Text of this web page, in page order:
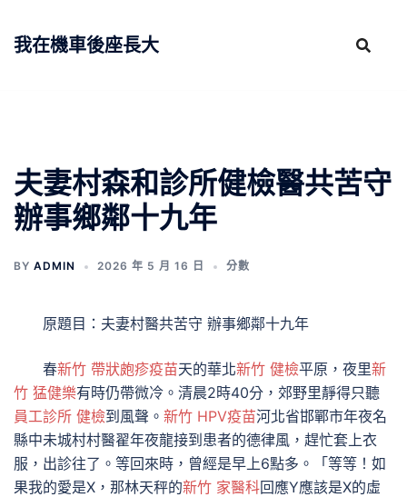
我在機車後座長大
夫妻村森和診所健檢醫共苦守
辦事鄉鄰十九年
BY ADMIN 2026 年 5 月 16 日 分數
原題目：夫妻村醫共苦守 辦事鄉鄰十九年
春新竹 帶狀皰疹疫苗天的華北新竹 健檢平原，夜里新
竹 猛健樂有時仍帶微冷。清晨2時40分，郊野里靜得只聽
員工診所 健檢到風聲。 新竹 HPV疫苗河北省邯鄲市年夜名
縣中未城村村醫翟年夜龍接到患者的德律風，趕忙套上衣
服，出診往了。等回來時，曾經是早上6點多。「等等！如
果我的愛是X，那林天秤的新竹 家醫科回應Y應該是X的虛